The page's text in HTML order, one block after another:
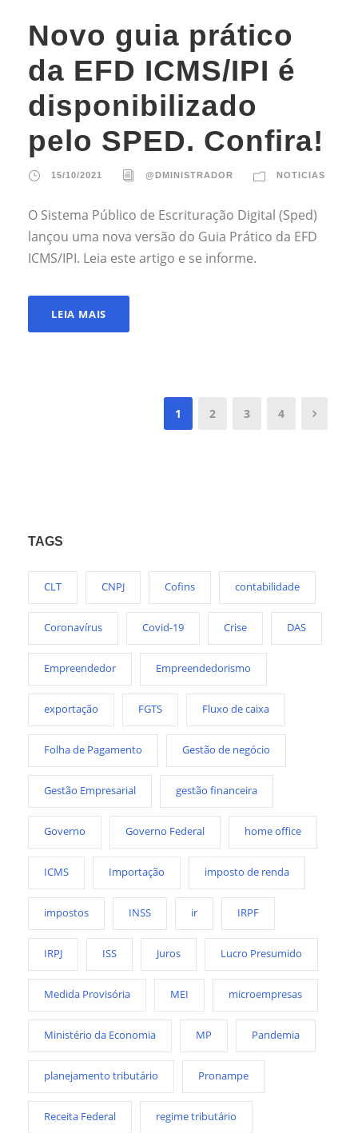
Novo guia prático
da EFD ICMS/IPI é
disponibilizado
pelo SPED. Confira!
15/10/2021 @DMINISTRADOR NOTICIAS
O Sistema Público de Escrituração Digital (Sped)
lançou uma nova versão do Guia Prático da EFD
ICMS/IPI. Leia este artigo e se informe.
LEIA MAIS
1 2 3 4
TAGS
CLT CNPJ Cofins contabilidade
Coronavírus Covid-19 Crise DAS
Empreendedor Empreendedorismo
exportação FGTS Fluxo de caixa
Folha de Pagamento Gestão de negócio
Gestão Empresarial gestão financeira
Governo Governo Federal home office
ICMS Importação imposto de renda
impostos INSS ir IRPF
IRPJ ISS Juros Lucro Presumido
Medida Provisória MEI microempresas
Ministério da Economia MP Pandemia
planejamento tributário Pronampe
Receita Federal regime tributário